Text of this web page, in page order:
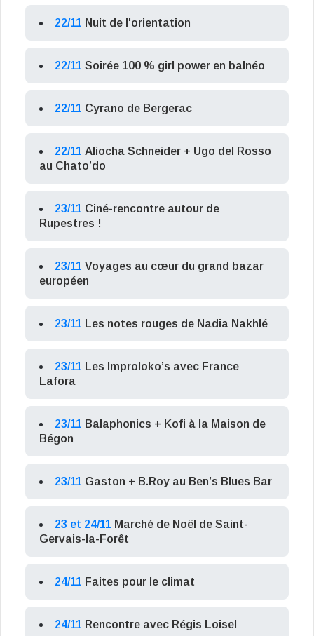
22/11 Nuit de l'orientation
22/11 Soirée 100 % girl power en balnéo
22/11 Cyrano de Bergerac
22/11 Aliocha Schneider + Ugo del Rosso
au Chato’do
23/11 Ciné-rencontre autour de
Rupestres !
23/11 Voyages au cœur du grand bazar
européen
23/11 Les notes rouges de Nadia Nakhlé
23/11 Les Improloko’s avec France
Lafora
23/11 Balaphonics + Kofi à la Maison de
Bégon
23/11 Gaston + B.Roy au Ben’s Blues Bar
23 et 24/11 Marché de Noël de Saint-
Gervais-la-Forêt
24/11 Faites pour le climat
24/11 Rencontre avec Régis Loisel